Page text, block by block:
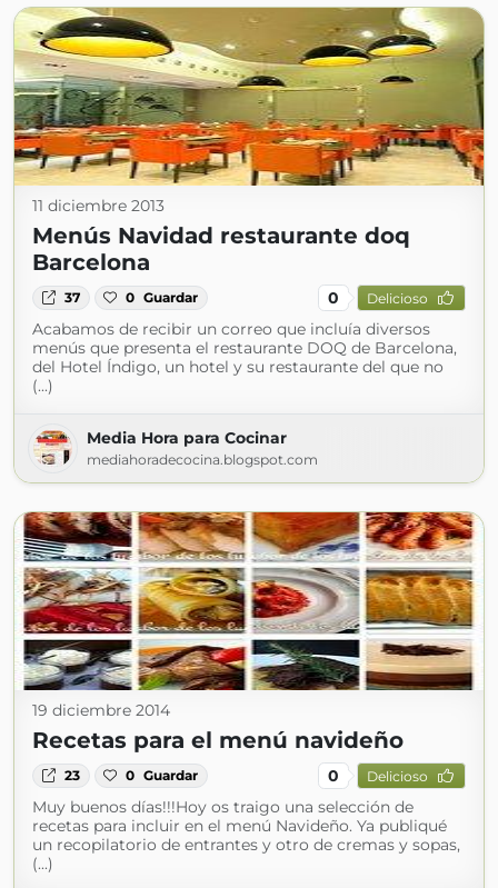
11 diciembre 2013
Menús Navidad restaurante doq
Barcelona
37 0 Guardar 0 Delicioso
Acabamos de recibir un correo que incluía diversos
menús que presenta el restaurante DOQ de Barcelona,
del Hotel Índigo, un hotel y su restaurante del que no
(...)
Media Hora para Cocinar
mediahoradecocina.blogspot.com
19 diciembre 2014
Recetas para el menú navideño
23 0 Guardar 0 Delicioso
Muy buenos días!!!Hoy os traigo una selección de
recetas para incluir en el menú Navideño. Ya publiqué
un recopilatorio de entrantes y otro de cremas y sopas,
(...)